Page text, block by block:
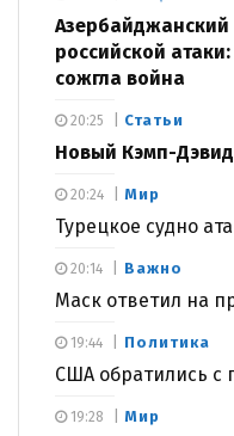
Азербайджанский
российской
сожгла война
Статьи
Новый Кэмп-
20:25
Мир
Турецкое судно
20:24
Важно
Маск ответил на
20:14
Политика
США обратились с
19:44
Мир
19:28